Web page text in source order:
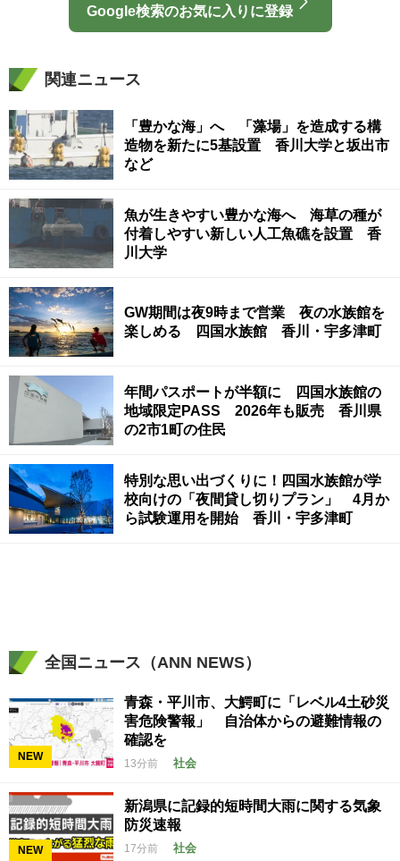
Google検索のお気に入りに登録
関連ニュース
「豊かな海」へ 「藻場」を造成する構
造物を新たに5基設置 香川大学と坂出市
など
魚が生きやすい豊かな海へ 海草の種が
付着しやすい新しい人工魚礁を設置 香
川大学
GW期間は夜9時まで営業 夜の水族館を
楽しめる 四国水族館 香川・宇多津町
年間パスポートが半額に 四国水族館の
地域限定PASS 2026年も販売 香川県
の2市1町の住民
特別な思い出づくりに！四国水族館が学
校向けの「夜間貸し切りプラン」 4月か
ら試験運用を開始 香川・宇多津町
全国ニュース（ANN NEWS）
NEW
青森・平川市、大鰐町に「レベル4土砂災
害危険警報」 自治体からの避難情報の
確認を
13分前 社会
NEW
新潟県に記録的短時間大雨に関する気象
防災速報
17分前 社会